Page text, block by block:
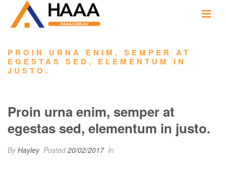
PROIN URNA ENIM, SEMPER AT
EGESTAS SED, ELEMENTUM IN
JUSTO.
Proin urna enim, semper at
egestas sed, elementum in justo.
ByHayley Posted20/02/2017 In